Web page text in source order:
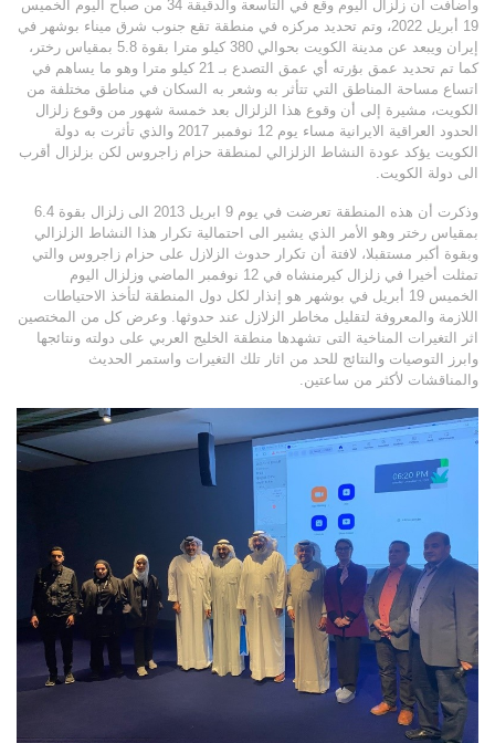
وأضافت أن زلزال اليوم وقع في التاسعة والدقيقة 34 من صباح اليوم الخميس
19 أبريل 2022، وتم تحديد مركزه في منطقة تقع جنوب شرق ميناء بوشهر في
إيران ويبعد عن مدينة الكويت بحوالي 380 كيلو مترا بقوة 5.8 بمقياس رختر،
كما تم تحديد عمق بؤرته أي عمق التصدع بـ 21 كيلو مترا وهو ما يساهم في
اتساع مساحة المناطق التي تتأثر به وشعر به السكان في مناطق مختلفة من
الكويت، مشيرة إلى أن وقوع هذا الزلزال بعد خمسة شهور من وقوع زلزال
الحدود العراقية الايرانية مساء يوم 12 نوفمبر 2017 والذي تأثرت به دولة
الكويت يؤكد عودة النشاط الزلزالي لمنطقة حزام زاجروس لكن بزلزال أقرب
الى دولة الكويت.
وذكرت أن هذه المنطقة تعرضت في يوم 9 ابريل 2013 الى زلزال بقوة 6.4
بمقياس رختر وهو الأمر الذي يشير الى احتمالية تكرار هذا النشاط الزلزالي
وبقوة أكبر مستقبلا، لافتة أن تكرار حدوث الزلازل على حزام زاجروس والتي
تمثلت أخيرا في زلزال كيرمنشاه في 12 نوفمبر الماضي وزلزال اليوم
الخميس 19 أبريل في بوشهر هو إنذار لكل دول المنطقة لتأخذ الاحتياطات
اللازمة والمعروفة لتقليل مخاطر الزلازل عند حدوثها. وعرض كل من المختصين
اثر التغيرات المناخية التى تشهدها منطقة الخليج العربي على دولته ونتائجها
وابرز التوصيات والنتائج للحد من اثار تلك التغيرات واستمر الحديث
والمناقشات لأكثر من ساعتين.